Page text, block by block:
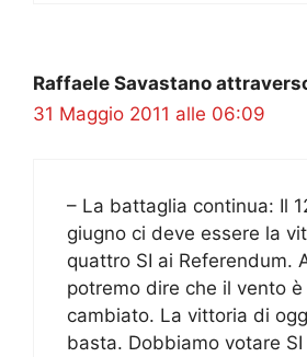
Raffaele Savastano
31 Maggio 2011 alle 06:09
– La battaglia continua: Il
giugno ci deve essere la
quattro SI ai Referendum.
potremo dire che il vento
cambiato. La vittoria di
basta. Dobbiamo votare SI